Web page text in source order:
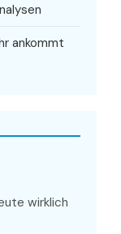
ankommt
wirklich